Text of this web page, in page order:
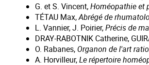
G. et S. Vincent,Homéopathie et
TÉTAU Max,Abrégé de
L. Vannier, J. Poirier,Précis de
DRAY-RABOTNIK Catherine,
O. Rabanes, Organon de l'art
A. Horvilleur,Le répertoire